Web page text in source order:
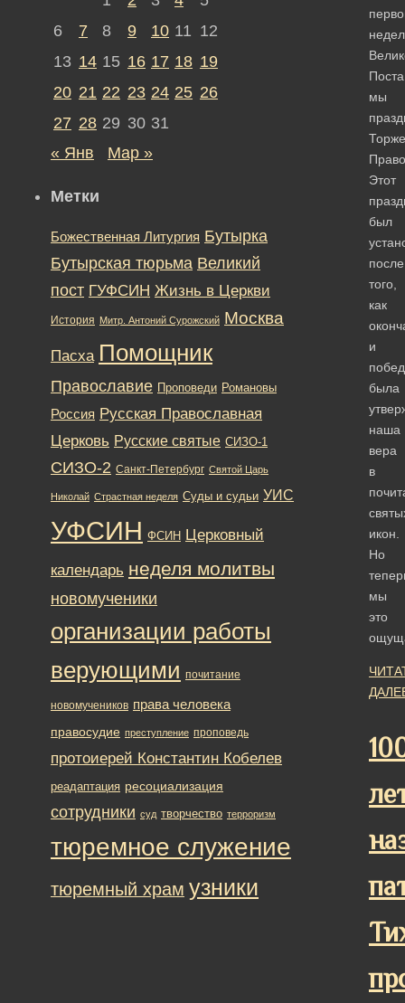
Поста
мы
Этот
был
после
того,
как
и
была
наша
вера
в
икон.
Но
мы
это
6
7 8 9 10 11 12
13 14 15 16 17 18 19
20 21 22 23 24 25 26
27 28 29 30 31
« Янв
Мар »
Метки
Божественная Литургия Бутырка
Бутырская тюрьма Великий
пост ГУФСИН Жизнь в Церкви
История Митр. Антоний Сурожский Москва
Пасха Помощник
Православие Проповеди Романовы
Россия Русская Православная
Церковь Русские святые СИЗО-1
СИЗО-2 Санкт-Петербург Святой Царь
Николай Страстная неделя Суды и судьи УИС
УФСИН ФСИН Церковный
календарь неделя молитвы
новомученики
организации работы
верующими почитание
новомучеников права человека
правосудие преступление проповедь
протоиерей Константин Кобелев
реадаптация ресоциализация
сотрудники суд творчество терроризм
тюремное служение
тюремный храм узники